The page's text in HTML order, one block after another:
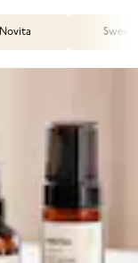
Novita